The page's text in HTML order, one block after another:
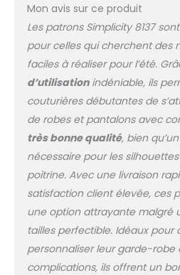
Mon avis sur ce produit
Les patrons Simplicity 8137
pour celles qui cherchent des
faciles à réaliser pour l’été.
d’utilisationindéniable, ils
couturières débutantes de
de robes et pantalons avec
très bonne qualité, bien
nécessaire pour les
poitrine. Avec une livraison
satisfaction client élevée, ces
une option attrayante malgré
tailles perfectible. Idéaux pour
personnaliser leur garde-robe
complications, ils offrent un